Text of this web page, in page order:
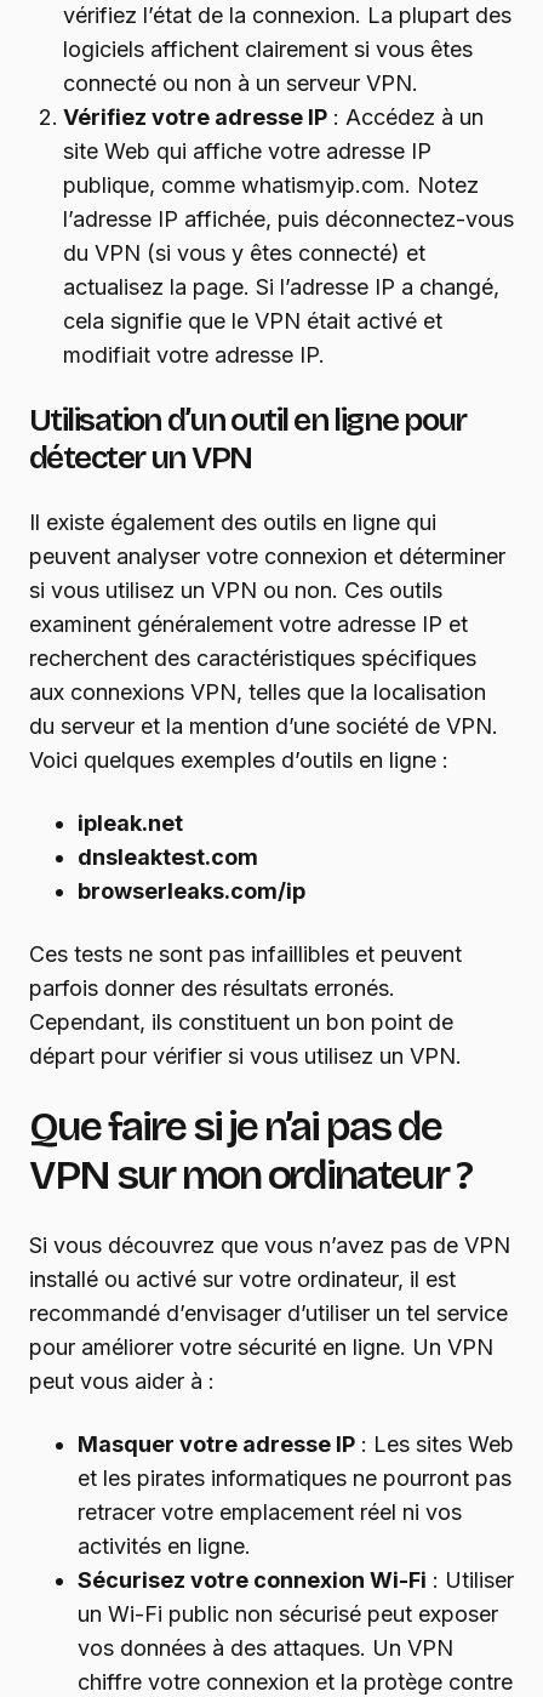
vérifiez l’état de la connexion. La plupart des
logiciels affichent clairement si vous êtes
connecté ou non à un serveur VPN.
Vérifiez votre adresse IP : Accédez à un
site Web qui affiche votre adresse IP
publique, comme whatismyip.com. Notez
l’adresse IP affichée, puis déconnectez-vous
du VPN (si vous y êtes connecté) et
actualisez la page. Si l’adresse IP a changé,
cela signifie que le VPN était activé et
modifiait votre adresse IP.
Utilisation d’un outil en ligne pour
détecter un VPN
Il existe également des outils en ligne qui
peuvent analyser votre connexion et déterminer
si vous utilisez un VPN ou non. Ces outils
examinent généralement votre adresse IP et
recherchent des caractéristiques spécifiques
aux connexions VPN, telles que la localisation
du serveur et la mention d’une société de VPN.
Voici quelques exemples d’outils en ligne :
ipleak.net
dnsleaktest.com
browserleaks.com/ip
Ces tests ne sont pas infaillibles et peuvent
parfois donner des résultats erronés.
Cependant, ils constituent un bon point de
départ pour vérifier si vous utilisez un VPN.
Que faire si je n’ai pas de
VPN sur mon ordinateur ?
Si vous découvrez que vous n’avez pas de VPN
installé ou activé sur votre ordinateur, il est
recommandé d’envisager d’utiliser un tel service
pour améliorer votre sécurité en ligne. Un VPN
peut vous aider à :
Masquer votre adresse IP : Les sites Web
et les pirates informatiques ne pourront pas
retracer votre emplacement réel ni vos
activités en ligne.
Sécurisez votre connexion Wi-Fi : Utiliser
un Wi-Fi public non sécurisé peut exposer
vos données à des attaques. Un VPN
chiffre votre connexion et la protège contre